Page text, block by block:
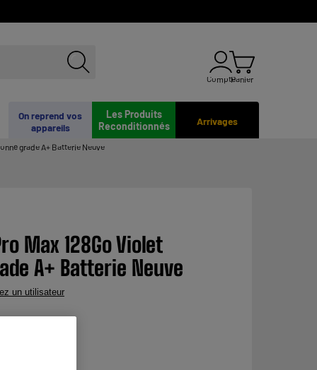
ComptePanier
Arrivages
Les Produits
Reconditionnés
On reprend vos
appareils
grade A+ Batterie Neuve
Max 128Go Violet
A+ Batterie Neuve
un utilisateur